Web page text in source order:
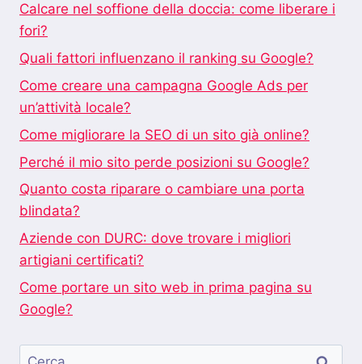
Calcare nel soffione della doccia: come liberare i
fori?
Quali fattori influenzano il ranking su Google?
Come creare una campagna Google Ads per
un’attività locale?
Come migliorare la SEO di un sito già online?
Perché il mio sito perde posizioni su Google?
Quanto costa riparare o cambiare una porta
blindata?
Aziende con DURC: dove trovare i migliori
artigiani certificati?
Come portare un sito web in prima pagina su
Google?
Ricerca